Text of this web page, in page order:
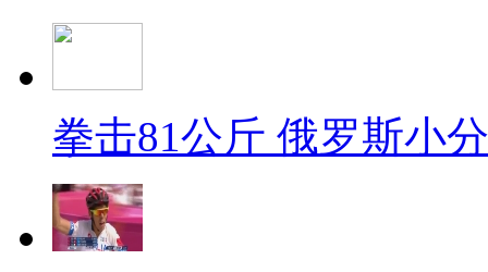
拳击81公斤 俄罗斯小